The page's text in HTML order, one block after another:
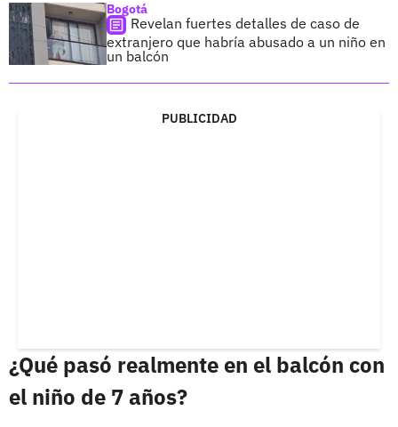
Bogotá
Revelan fuertes detalles de caso de
extranjero que habría abusado a un niño en
un balcón
PUBLICIDAD
¿Qué pasó realmente en el balcón con
el niño de 7 años?